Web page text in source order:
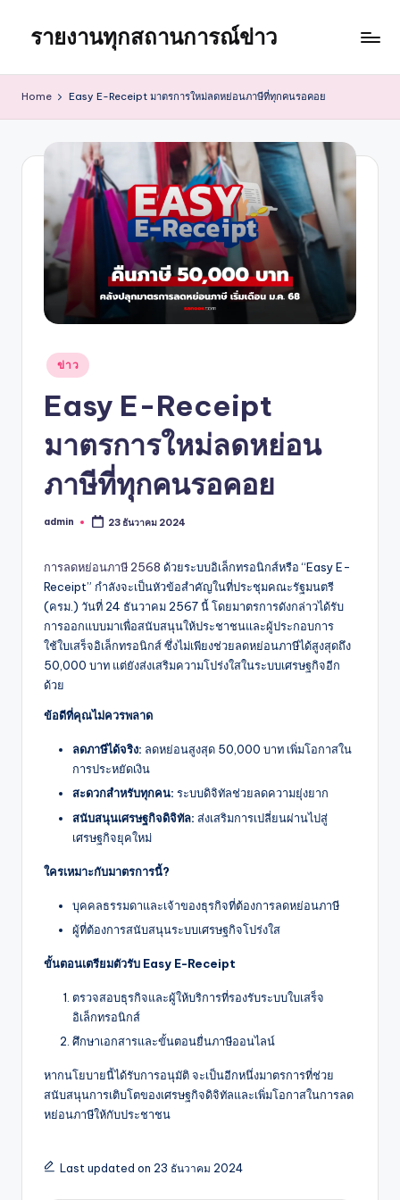
content
รายงานทุกสถานการณ์ข่าว
Home Easy E-Receipt มาตรการใหม่ลดหย่อนภาษีที่ทุกคนรอคอย
Posted
in
ข่าว
Easy E-Receipt
มาตรการใหม่ลดหย่อน
ภาษีที่ทุกคนรอคอย
Posted
admin 23 ธันวาคม 2024
การลดหย่อนภาษี 2568 ด้วยระบบอิเล็กทรอนิกส์หรือ “Easy E-
Receipt” กำลังจะเป็นหัวข้อสำคัญในที่ประชุมคณะรัฐมนตรี
(ครม.) วันที่ 24 ธันวาคม 2567 นี้ โดยมาตรการดังกล่าวได้รับ
การออกแบบมาเพื่อสนับสนุนให้ประชาชนและผู้ประกอบการ
ใช้ใบเสร็จอิเล็กทรอนิกส์ ซึ่งไม่เพียงช่วยลดหย่อนภาษีได้สูงสุดถึง
50,000 บาท แต่ยังส่งเสริมความโปร่งใสในระบบเศรษฐกิจอีก
ด้วย
ข้อดีที่คุณไม่ควรพลาด
ลดภาษีได้จริง: ลดหย่อนสูงสุด 50,000 บาท เพิ่มโอกาสใน
การประหยัดเงิน
สะดวกสำหรับทุกคน: ระบบดิจิทัลช่วยลดความยุ่งยาก
สนับสนุนเศรษฐกิจดิจิทัล: ส่งเสริมการเปลี่ยนผ่านไปสู่
เศรษฐกิจยุคใหม่
ใครเหมาะกับมาตรการนี้?
บุคคลธรรมดาและเจ้าของธุรกิจที่ต้องการลดหย่อนภาษี
ผู้ที่ต้องการสนับสนุนระบบเศรษฐกิจโปร่งใส
ขั้นตอนเตรียมตัวรับ Easy E-Receipt
ตรวจสอบธุรกิจและผู้ให้บริการที่รองรับระบบใบเสร็จ
อิเล็กทรอนิกส์
ศึกษาเอกสารและขั้นตอนยื่นภาษีออนไลน์
หากนโยบายนี้ได้รับการอนุมัติ จะเป็นอีกหนึ่งมาตรการที่ช่วย
สนับสนุนการเติบโตของเศรษฐกิจดิจิทัลและเพิ่มโอกาสในการลด
หย่อนภาษีให้กับประชาชน
Last updated on 23 ธันวาคม 2024